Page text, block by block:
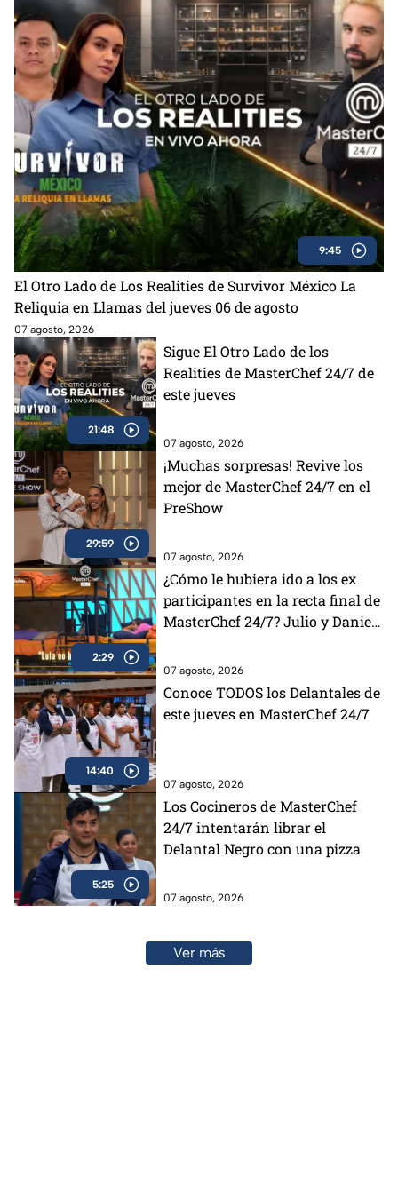
9:45
El Otro Lado de Los Realities de Survivor México La
Reliquia en Llamas del jueves 06 de agosto
07 agosto, 2026
21:48
Sigue El Otro Lado de los
Realities de MasterChef 24/7 de
este jueves
07 agosto, 2026
29:59
¡Muchas sorpresas! Revive los
mejor de MasterChef 24/7 en el
PreShow
07 agosto, 2026
2:29
¿Cómo le hubiera ido a los ex
participantes en la recta final de
MasterChef 24/7? Julio y Daniela
07 agosto, 2026
14:40
Conoce TODOS los Delantales de
este jueves en MasterChef 24/7
07 agosto, 2026
5:25
Los Cocineros de MasterChef
24/7 intentarán librar el
Delantal Negro con una pizza
07 agosto, 2026
Ver más